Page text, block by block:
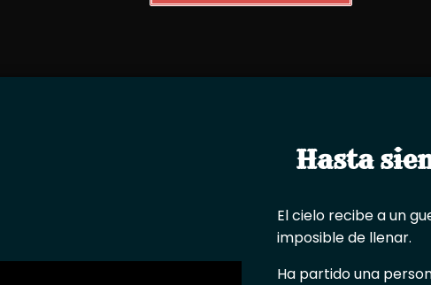
Hasta
El cielo recibe a un
imposible de llenar.
Ha partido una